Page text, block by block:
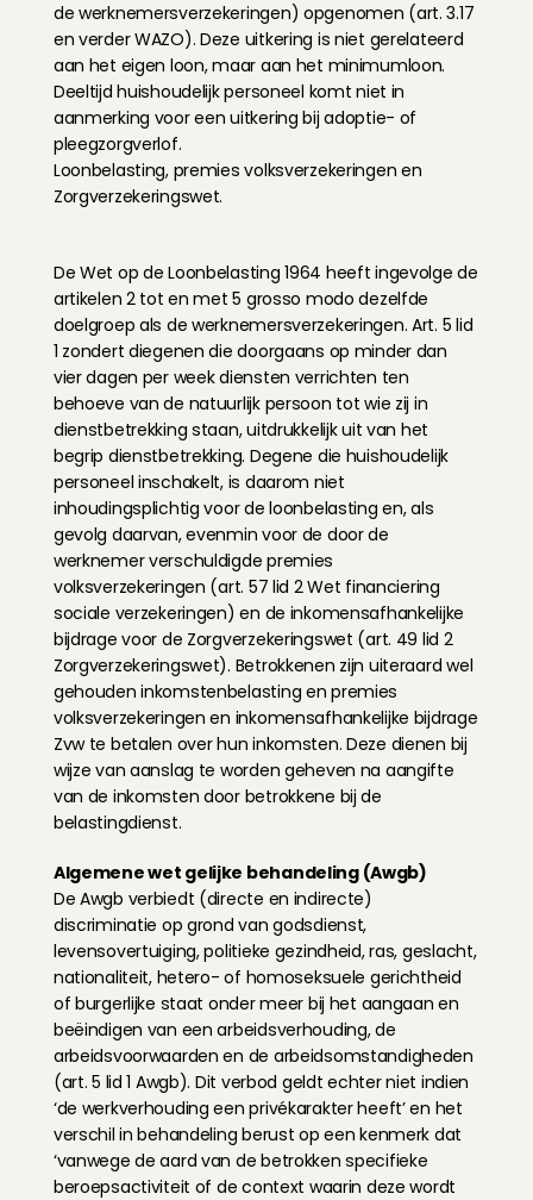
de werknemersverzekeringen) opgenomen (art. 3.17
en verder WAZO). Deze uitkering is niet gerelateerd
aan het eigen loon, maar aan het minimumloon.
Deeltijd huishoudelijk personeel komt niet in
aanmerking voor een uitkering bij adoptie- of
pleegzorgverlof.
Loonbelasting, premies volksverzekeringen en
Zorgverzekeringswet.
De Wet op de Loonbelasting 1964 heeft ingevolge de
artikelen 2 tot en met 5 grosso modo dezelfde
doelgroep als de werknemersverzekeringen. Art. 5 lid
1 zondert diegenen die doorgaans op minder dan
vier dagen per week diensten verrichten ten
behoeve van de natuurlijk persoon tot wie zij in
dienstbetrekking staan, uitdrukkelijk uit van het
begrip dienstbetrekking. Degene die huishoudelijk
personeel inschakelt, is daarom niet
inhoudingsplichtig voor de loonbelasting en, als
gevolg daarvan, evenmin voor de door de
werknemer verschuldigde premies
volksverzekeringen (art. 57 lid 2 Wet financiering
sociale verzekeringen) en de inkomensafhankelijke
bijdrage voor de Zorgverzekeringswet (art. 49 lid 2
Zorgverzekeringswet). Betrokkenen zijn uiteraard wel
gehouden inkomstenbelasting en premies
volksverzekeringen en inkomensafhankelijke bijdrage
Zvw te betalen over hun inkomsten. Deze dienen bij
wijze van aanslag te worden geheven na aangifte
van de inkomsten door betrokkene bij de
belastingdienst.
Algemene wet gelijke behandeling (Awgb)
De Awgb verbiedt (directe en indirecte)
discriminatie op grond van godsdienst,
levensovertuiging, politieke gezindheid, ras, geslacht,
nationaliteit, hetero- of homoseksuele gerichtheid
of burgerlijke staat onder meer bij het aangaan en
beëindigen van een arbeidsverhouding, de
arbeidsvoorwaarden en de arbeidsomstandigheden
(art. 5 lid 1 Awgb). Dit verbod geldt echter niet indien
‘de werkverhouding een privékarakter heeft’ en het
verschil in behandeling berust op een kenmerk dat
‘vanwege de aard van de betrokken specifieke
beroepsactiviteit of de context waarin deze wordt